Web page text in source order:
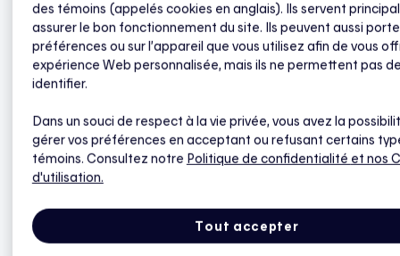
Oui.
Il est maintenant possible de vous inscrire à Hilo si
vous possédez au moins un thermostat mural de
ligne relié à une plinthe électrique ou à un
convecteur (avec ou sans ventilateur), ou encore
au moins un thermostat pour plancher chauffant
Si vous avez desthermostats compatiblesou une
des témoins (appelés cookies en anglais). Ils servent
assurer le bon fonctionnement du site. Ils peuvent aussi
préférences ou sur l’appareil que vous utilisez afin de vous
expérience Web personnalisée, mais ils ne permettent pas
identifier.
Dans un souci de respect à la vie privée, vous avez la
gérer vos préférences en acceptant ou refusant certains
témoins. Consultez notre Politique de confidentialité et nos
d'utilisation.
Tout accepter